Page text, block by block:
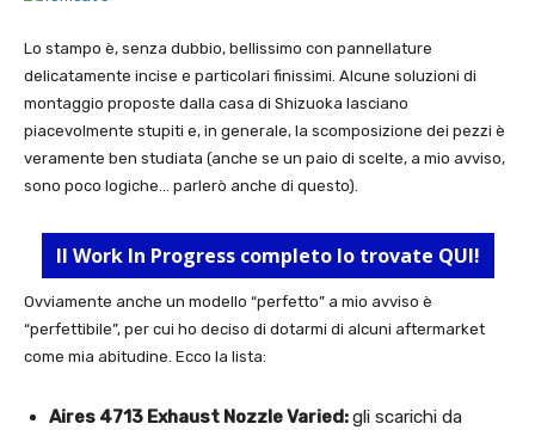
Lo stampo è, senza dubbio, bellissimo con pannellature
delicatamente incise e particolari finissimi. Alcune soluzioni di
montaggio proposte dalla casa di Shizuoka lasciano
piacevolmente stupiti e, in generale, la scomposizione dei pezzi è
veramente ben studiata (anche se un paio di scelte, a mio avviso,
sono poco logiche… parlerò anche di questo).
Il Work In Progress completo lo trovate QUI!
Ovviamente anche un modello “perfetto” a mio avviso è
“perfettibile”, per cui ho deciso di dotarmi di alcuni aftermarket
come mia abitudine. Ecco la lista:
Aires 4713 Exhaust Nozzle Varied:gli scarichi da